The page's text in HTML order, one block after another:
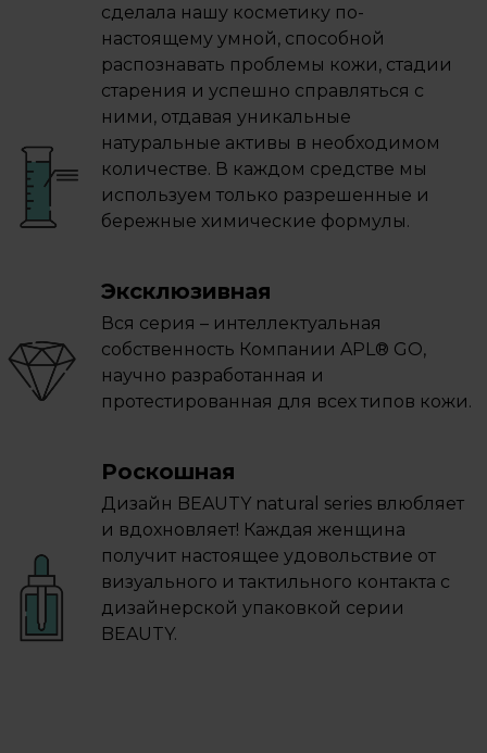
сделала нашу косметику по-
настоящему умной, способной
распознавать проблемы кожи, стадии
старения и успешно справляться с
ними, отдавая уникальные
натуральные активы в необходимом
количестве. В каждом средстве мы
используем только разрешенные и
бережные химические формулы.
Эксклюзивная
Вся серия – интеллектуальная
собственность Компании APL® GO,
научно разработанная и
протестированная для всех типов кожи.
Роскошная
Дизайн BEAUTY natural series влюбляет
и вдохновляет! Каждая женщина
получит настоящее удовольствие от
визуального и тактильного контакта с
дизайнерской упаковкой серии
BEAUTY.